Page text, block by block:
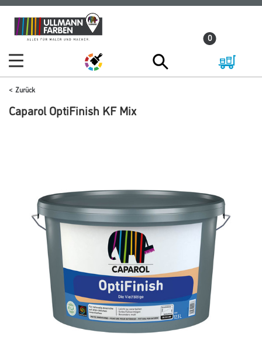
Zum
Inhalt
Zum
Navigationsmenü
0
Zurück
Caparol OptiFinish KF Mix